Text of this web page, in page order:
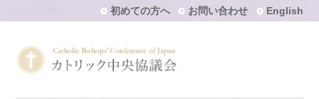
初めての方へ お問い合わせ English